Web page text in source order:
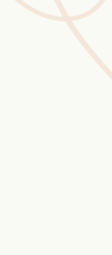
Glossar